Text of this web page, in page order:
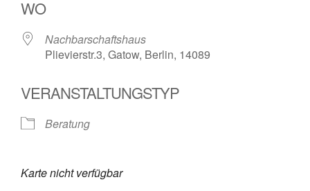
WO
Nachbarschaftshaus
Plievierstr.3, Gatow, Berlin, 14089
VERANSTALTUNGSTYP
Beratung
Karte nicht verfügbar